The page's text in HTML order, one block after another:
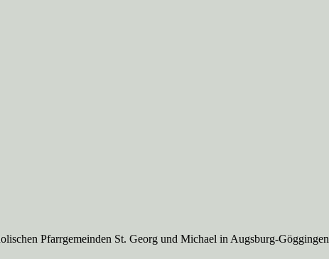
Pfarrgemeinden St. Georg und Michael in Augsburg-